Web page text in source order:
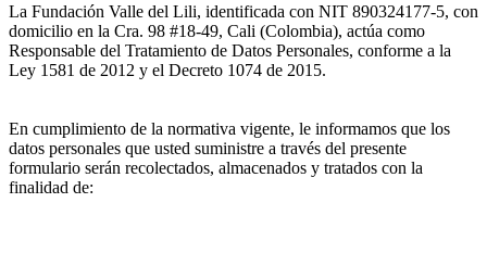
La Fundación Valle del Lili, identificada con NIT 890324177-5, con
domicilio en la Cra. 98 #18-49, Cali (Colombia), actúa como
Responsable del Tratamiento de Datos Personales, conforme a la
Ley 1581 de 2012 y el Decreto 1074 de 2015.
En cumplimiento de la normativa vigente, le informamos que los
datos personales que usted suministre a través del presente
formulario serán recolectados, almacenados y tratados con la
finalidad de: